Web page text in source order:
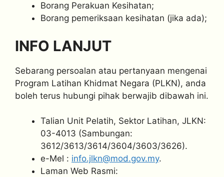
Borang Perakuan Kesihatan;
Borang pemeriksaan kesihatan (jika ada);
INFO LANJUT
Sebarang persoalan atau pertanyaan mengenai
Program Latihan Khidmat Negara (PLKN), anda
boleh terus hubungi pihak berwajib dibawah ini.
Talian Unit Pelatih, Sektor Latihan, JLKN:
03-4013 (Sambungan:
3612/3613/3614/3604/3603/3626).
e-Mel : info.jlkn@mod.gov.my.
Laman Web Rasmi: